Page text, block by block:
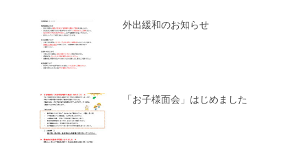
外出緩和のお知らせ
「お子様面会」はじめました